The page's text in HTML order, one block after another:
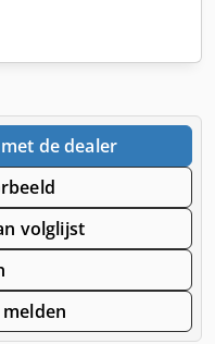
de dealer
volglijst